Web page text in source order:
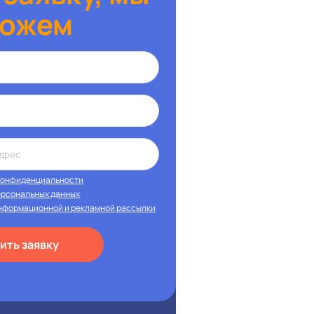
данных
и рекламной рассылки
заявку